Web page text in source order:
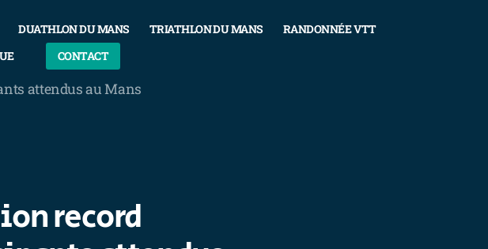
DUATHLON DU MANS TRIATHLON DU MANS
RANDONNÉE VTT
CONTACT
attendus au Mans
record